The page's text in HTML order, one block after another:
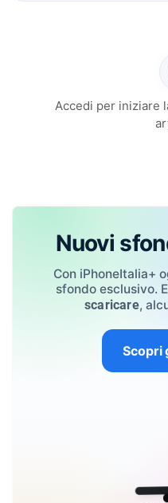
Accedi per iniziare
Nuovi
Con iPhoneItalia+
sfondo esclusivo.
scaricare,
Scopri